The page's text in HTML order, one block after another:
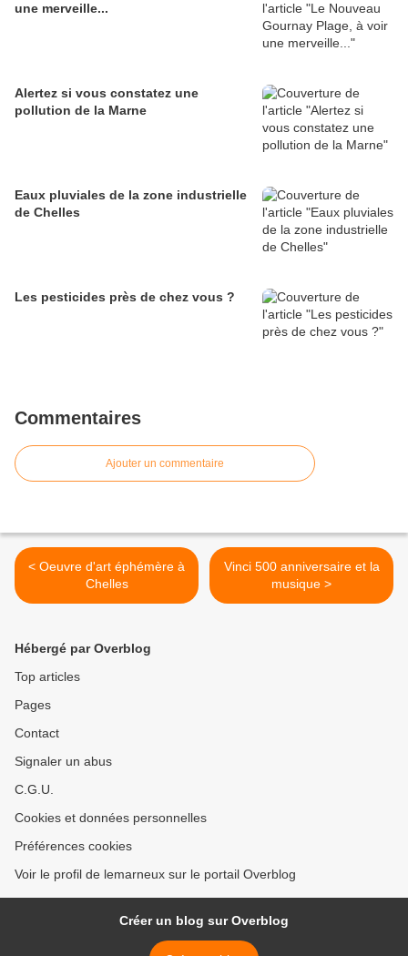
une merveille...
Alertez si vous constatez une
pollution de la Marne
Eaux pluviales de la zone industrielle
de Chelles
Les pesticides près de chez vous ?
Commentaires
Ajouter un commentaire
< Oeuvre d'art éphémère à
Chelles
Vinci 500 anniversaire et la
musique >
Hébergé par Overblog
Top articles
Pages
Contact
Signaler un abus
C.G.U.
Cookies et données personnelles
Préférences cookies
Voir le profil de lemarneux sur le portail Overblog
Créer un blog sur Overblog